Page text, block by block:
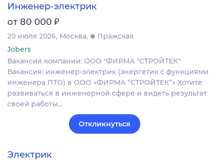
Инженер-электрик
от 80 000 ₽
20 июля 2026 Москва
Пражская
Jobers
Вакансия компании: ООО "ФИРМА "СТРОЙТЕК"
Вакансия: инженер‑электрик (энергетик с функциями
инженера ПТО) в ООО «ФИРМА “СТРОЙТЕК”» Хотите
развиваться в инженерной сфере и видеть результат
своей работы…
Откликнуться
Электрик